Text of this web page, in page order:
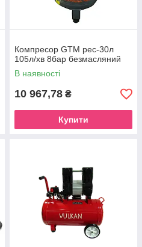
Компресор GTM рес-30л
105л/хв 8бар безмасляний
В наявності
10 967,78 ₴
Купити